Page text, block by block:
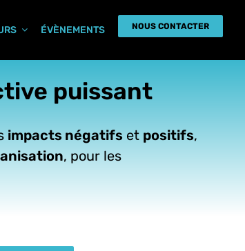
ÉVÈNEMENTS NOUS CONTACTER
puissant
impacts négatifs et positifs,
, pour les